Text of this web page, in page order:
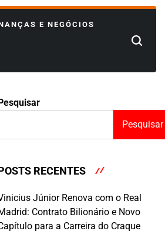
E NEGÓCIOS
Search
Pesquisar
RECENTES
Júnior Renova com o Real
Contrato Bilionário e Novo
para a Carreira do Craque